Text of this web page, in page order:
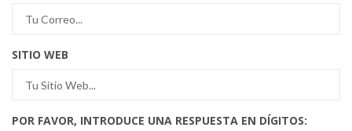
SITIO WEB
POR FAVOR, INTRODUCE UNA RESPUESTA EN DÍGITOS: